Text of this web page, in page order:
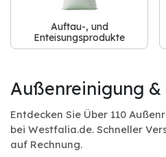
Auftau-, und
Enteisungsprodukte
Außenreinigung &
Entdecken Sie Über 110
bei Westfalia.de. Schneller
auf Rechnung.